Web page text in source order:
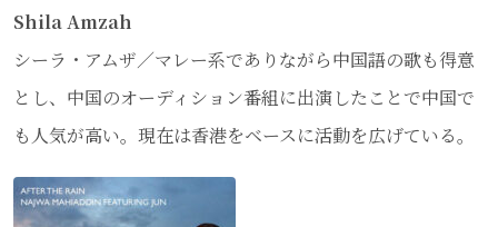
Shila Amzah
シーラ・アムザ／マレー系でありながら中国語の歌も得意
とし、中国のオーディション番組に出演したことで中国で
も人気が高い。現在は香港をベースに活動を広げている。